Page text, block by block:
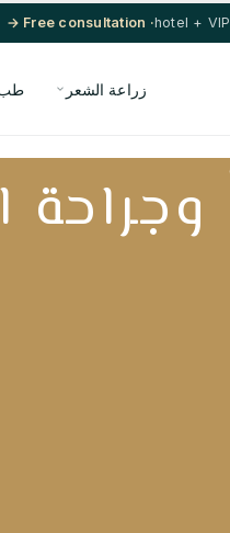
· Free consultation →
زراعة الشعر طب